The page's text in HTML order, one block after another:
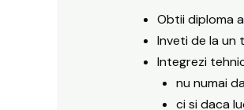
Obtii diploma
Inveti de la un
Integrezi
nu numai
ci si daca